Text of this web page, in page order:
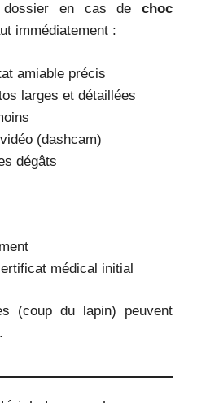
dossier en cas de choc
immédiatement :
amiable précis
larges et détaillées
(dashcam)
dégâts
médical initial
(coup du lapin) peuvent